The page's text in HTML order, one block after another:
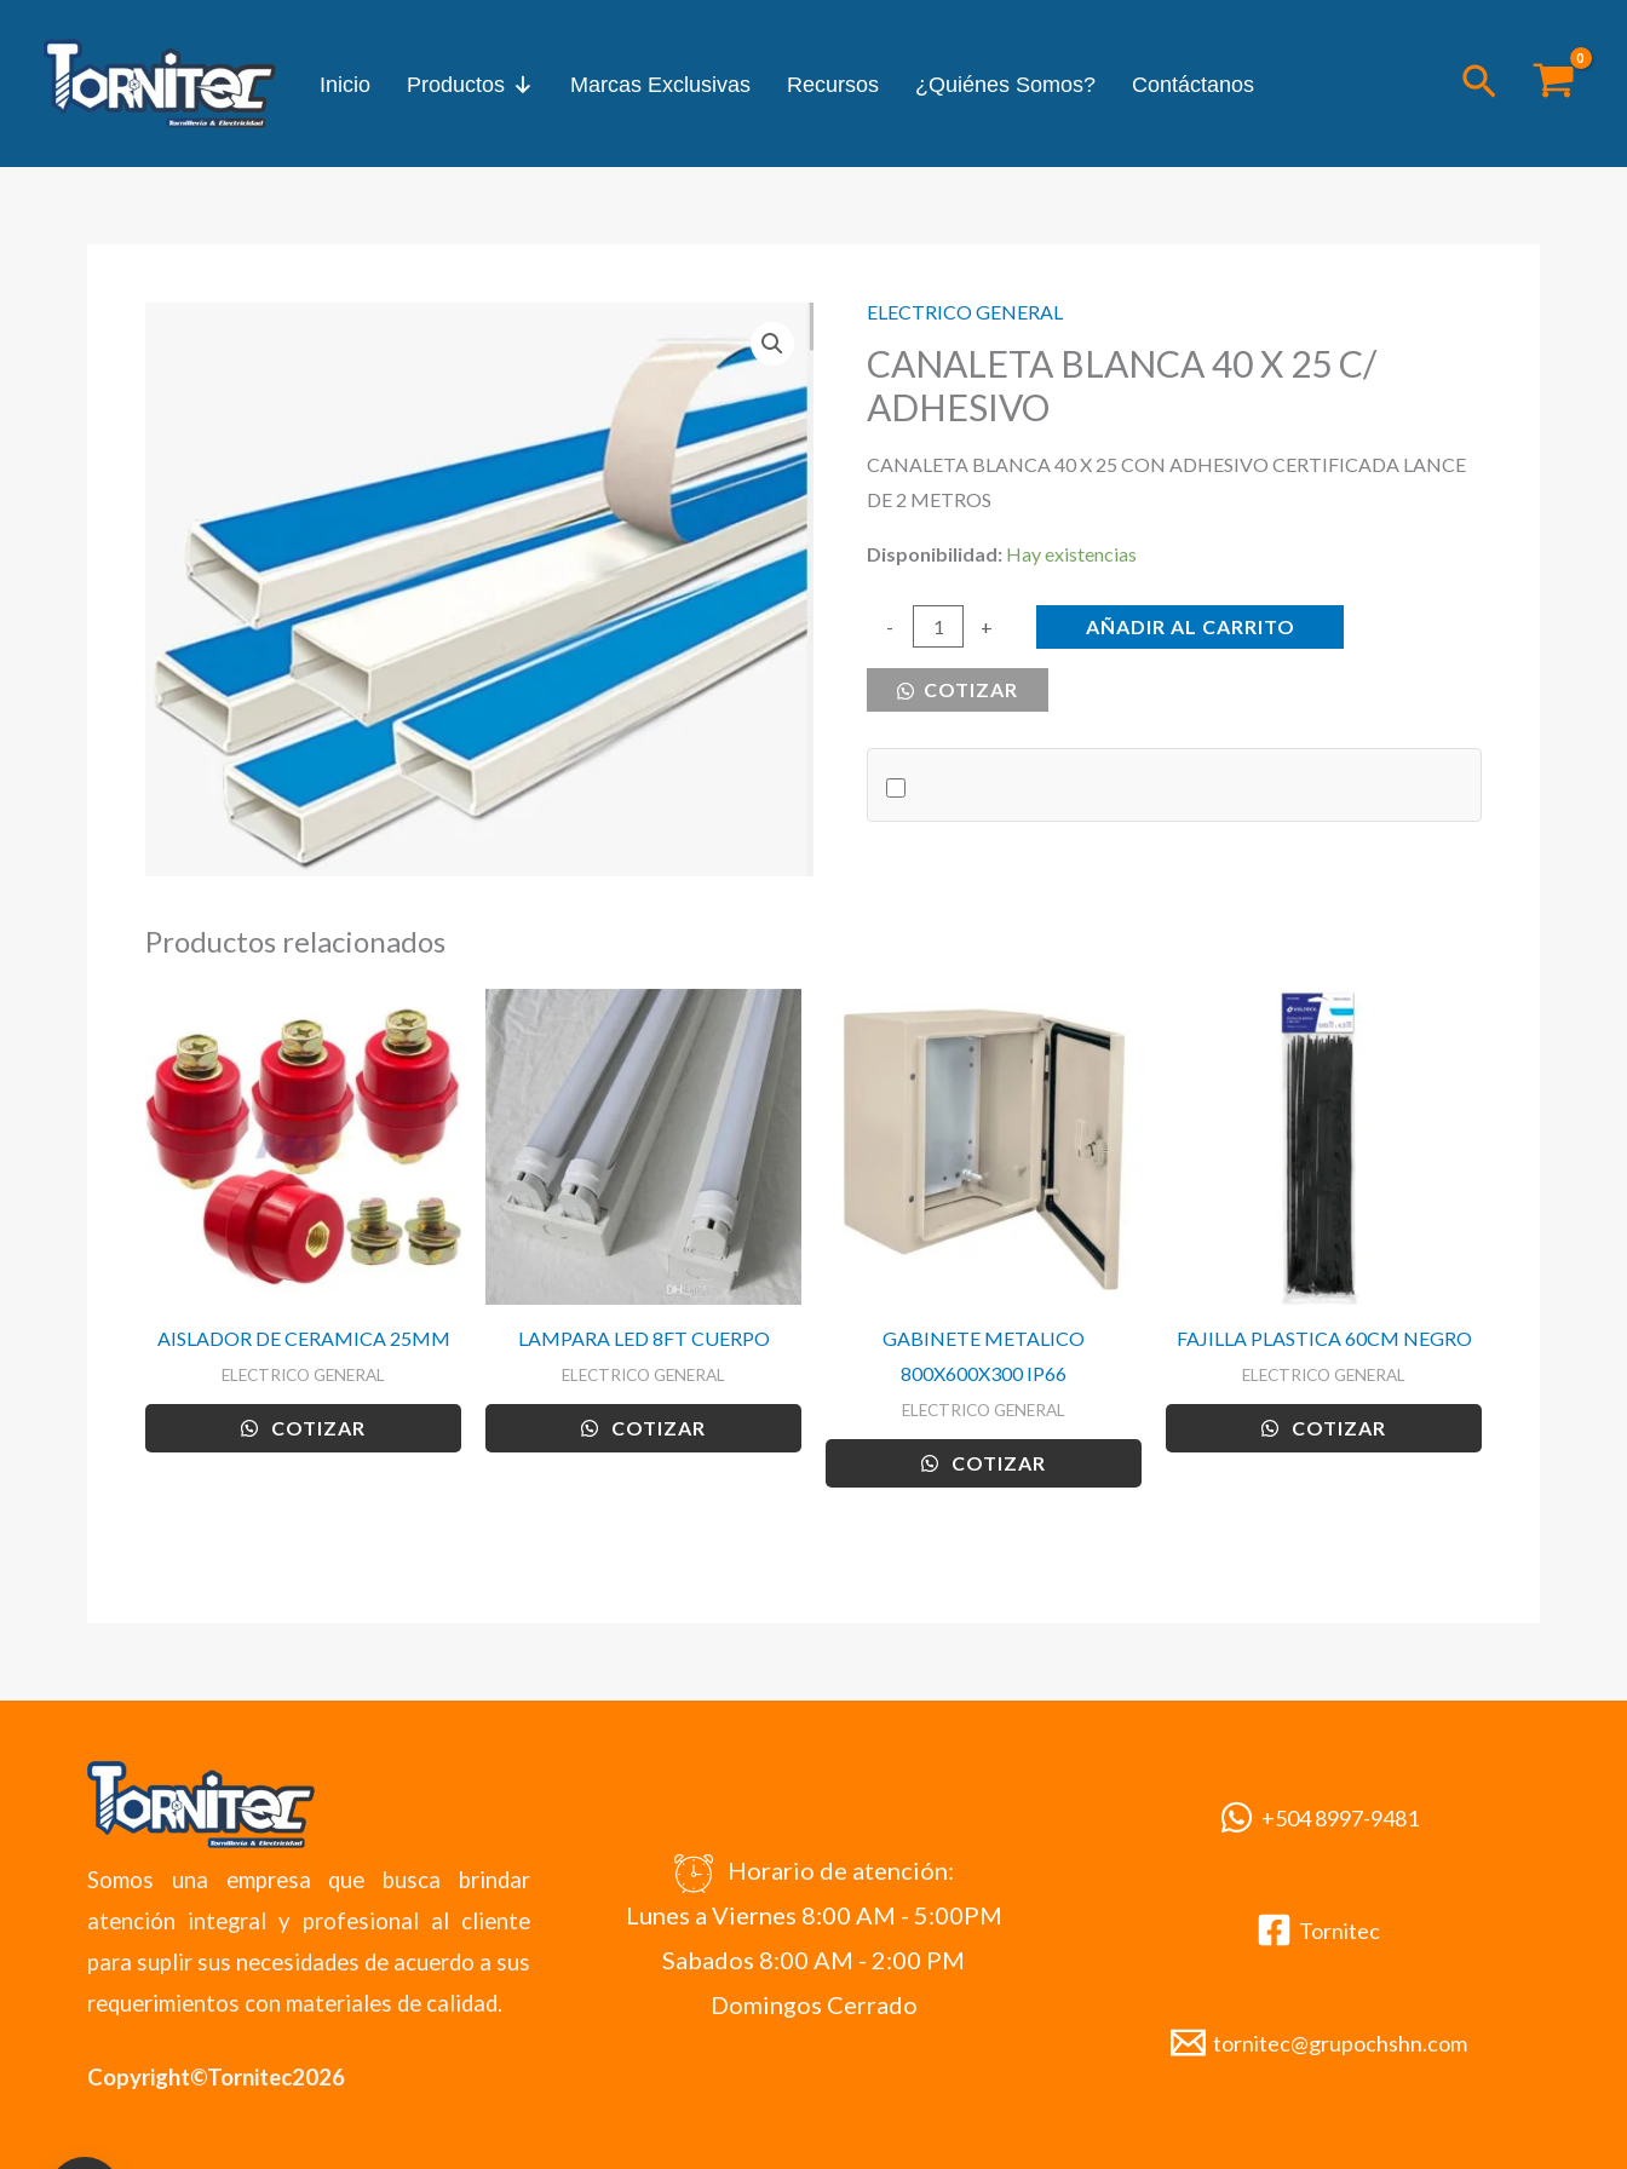
contenido
Inicio Productos Marcas Exclusivas Recursos ¿Quiénes Somos? Contáctanos Buscar
ELECTRICO GENERAL
CANALETA BLANCA 40 X 25 C/
ADHESIVO
CANALETA BLANCA 40 X 25 CON ADHESIVO CERTIFICADA LANCE
DE 2 METROS
Disponibilidad: Hay existencias
-
CANALETA
C/
+ AÑADIR AL CARRITO
COTIZAR
Productos relacionados
AISLADOR DE CERAMICA 25MM
ELECTRICO GENERAL
COTIZAR
LAMPARA LED 8FT CUERPO
ELECTRICO GENERAL
COTIZAR
GABINETE METALICO
800X600X300 IP66
ELECTRICO GENERAL
COTIZAR
FAJILLA PLASTICA 60CM NEGRO
ELECTRICO GENERAL
COTIZAR
Somos una empresa que busca brindar
atención integral y profesional al cliente
para suplir sus necesidades de acuerdo a sus
requerimientos con materiales de calidad.
Copyright©Tornitec2026
Horario de atención:
Lunes a Viernes 8:00 AM - 5:00PM
Sabados 8:00 AM - 2:00 PM
Domingos Cerrado
+504 8997-9481
Tornitec
tornitec@grupochshn.com